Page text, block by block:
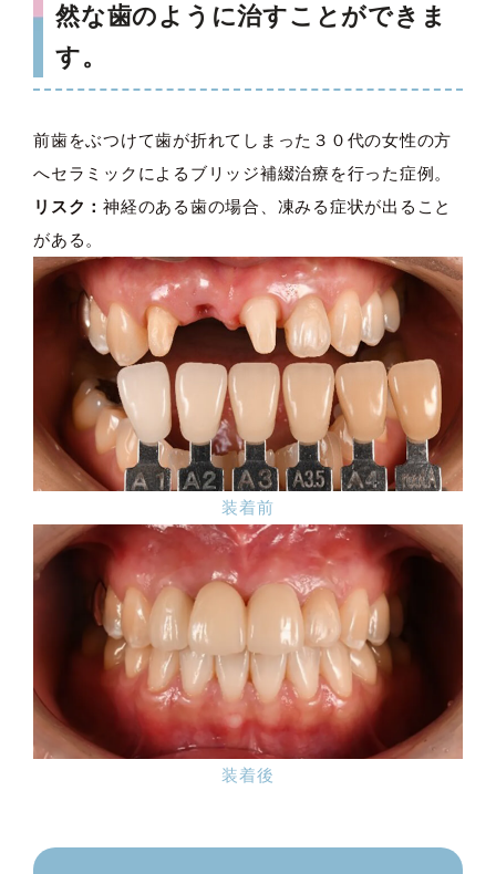
然な歯のように治すことができま
す。
前歯をぶつけて歯が折れてしまった３０代の女性の方
へセラミックによるブリッジ補綴治療を行った症例。
リスク： 神経のある歯の場合、凍みる症状が出ること
がある。
装着前
装着後